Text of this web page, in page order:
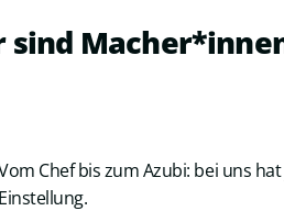
sind
Chef bis zum Azubi: bei uns
Einstellung.